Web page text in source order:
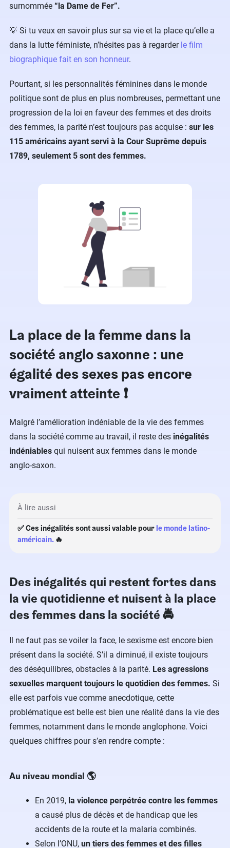
surnommée “la Dame de Fer”.
💡 Si tu veux en savoir plus sur sa vie et la place qu’elle a
dans la lutte féministe, n’hésites pas à regarder le film
biographique fait en son honneur.
Pourtant, si les personnalités féminines dans le monde
politique sont de plus en plus nombreuses, permettant une
progression de la loi en faveur des femmes et des droits
des femmes, la parité n’est toujours pas acquise : sur les
115 américains ayant servi à la Cour Suprême depuis
1789, seulement 5 sont des femmes.
La place de la femme dans la
société anglo saxonne : une
égalité des sexes pas encore
vraiment atteinte ❗️
Malgré l’amélioration indéniable de la vie des femmes
dans la société comme au travail, il reste des inégalités
indéniables qui nuisent aux femmes dans le monde
anglo-saxon.
À lire aussi
✅ Ces inégalités sont aussi valable pour le monde latino-
américain.🔥
Des inégalités qui restent fortes dans
la vie quotidienne et nuisent à la place
des femmes dans la société 🚔
Il ne faut pas se voiler la face, le sexisme est encore bien
présent dans la société. S’il a diminué, il existe toujours
des déséquilibres, obstacles à la parité. Les agressions
sexuelles marquent toujours le quotidien des femmes. Si
elle est parfois vue comme anecdotique, cette
problématique est belle est bien une réalité dans la vie des
femmes, notamment dans le monde anglophone. Voici
quelques chiffres pour s’en rendre compte :
Au niveau mondial 🌎
En 2019, la violence perpétrée contre les femmes
a causé plus de décès et de handicap que les
accidents de la route et la malaria combinés.
Selon l’ONU, un tiers des femmes et des filles